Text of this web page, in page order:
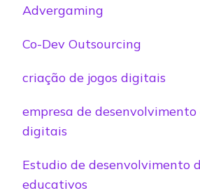
Advergaming
Co-Dev Outsourcing
criação de jogos digitais
empresa de desenvolvimento
digitais
Estudio de desenvolvimento
educativos